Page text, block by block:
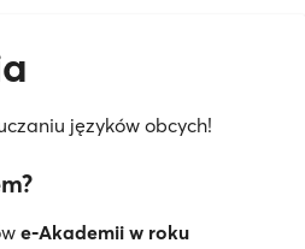
języków obcych!
e-Akademii w roku